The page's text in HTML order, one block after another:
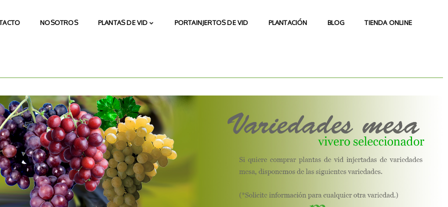
NOSOTROS PLANTAS DE VID PORTAINJERTOS DE VID PLANTACIÓN BLOG TIENDA ONLINE